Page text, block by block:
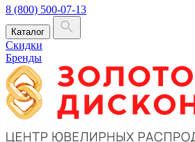
8 (800) 500-07-13
Каталог
Скидки
Бренды